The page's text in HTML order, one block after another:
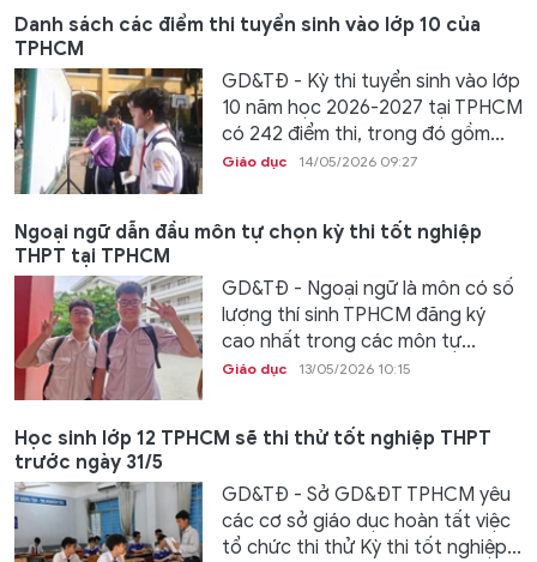
Danh sách các điểm thi tuyển sinh vào lớp 10 của
TPHCM
GD&TĐ - Kỳ thi tuyển sinh vào lớp
10 năm học 2026-2027 tại TPHCM
có 242 điểm thi, trong đó gồm...
Giáo dục 14/05/2026 09:27
Ngoại ngữ dẫn đầu môn tự chọn kỳ thi tốt nghiệp
THPT tại TPHCM
GD&TĐ - Ngoại ngữ là môn có số
lượng thí sinh TPHCM đăng ký
cao nhất trong các môn tự...
Giáo dục 13/05/2026 10:15
Học sinh lớp 12 TPHCM sẽ thi thử tốt nghiệp THPT
trước ngày 31/5
GD&TĐ - Sở GD&ĐT TPHCM yêu
các cơ sở giáo dục hoàn tất việc
tổ chức thi thử Kỳ thi tốt nghiệp...